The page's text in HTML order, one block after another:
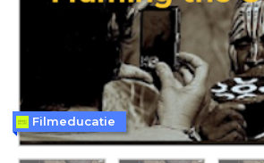
Filmeducatie